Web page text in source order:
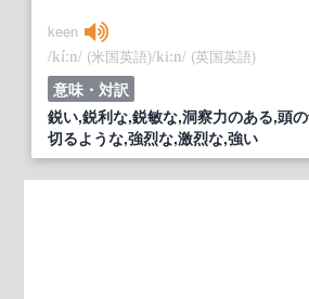
keen
/kíːn/ (米国英語)/ki:n/ (英国英語)
意味・対訳
鋭い,鋭利な,鋭敏な,洞察力のある,頭
切るような,強烈な,激烈な,強い